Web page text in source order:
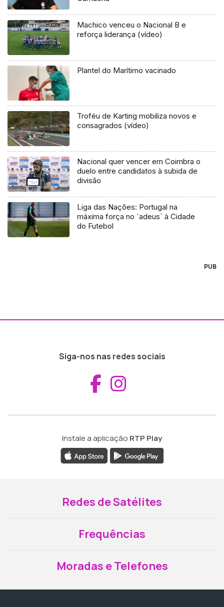
Machico venceu o Nacional B e
reforça liderança (vídeo)
Plantel do Marítimo vacinado
Troféu de Karting mobiliza novos e
consagrados (vídeo)
Nacional quer vencer em Coimbra o
duelo entre candidatos à subida de
divisão
Liga das Nações: Portugal na
máxima força no `adeus` à Cidade
do Futebol
PUB
Siga-nos nas redes sociais
Aceder ao
Instale a aplicação RTP Play
Redes de Satélites
Frequências
Moradas e Telefones